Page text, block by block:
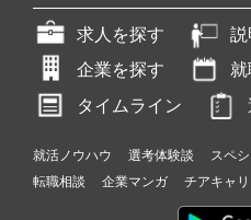
求人を探す
説
企業を探す
就
タイムライン
就活ノウハウ 選考体験談 スペ
転職相談
企業マンガ チアキャ